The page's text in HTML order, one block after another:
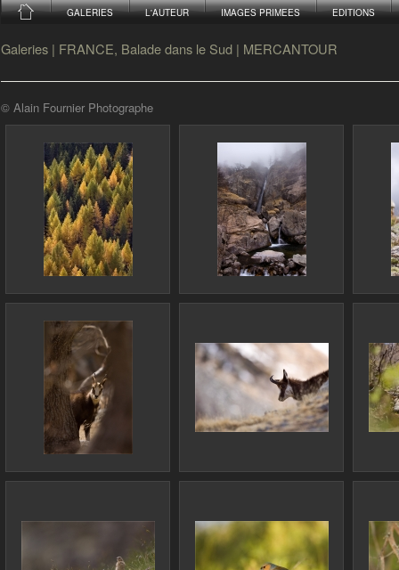
GALERIES L'AUTEUR IMAGES PRIMEES EDITIONS
Galeries | FRANCE, Balade dans le Sud | MERCANTOUR
© Alain Fournier Photographe